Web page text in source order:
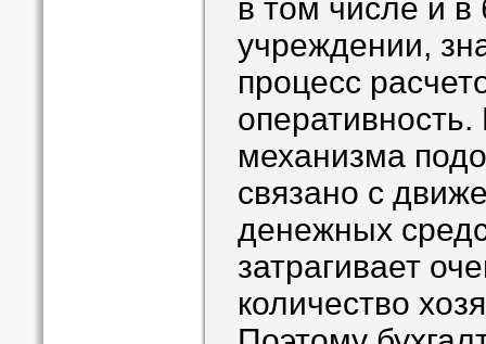
в том числе и
учреждении,
процесс
механизма
связано с
денежных
затрагивает
количество